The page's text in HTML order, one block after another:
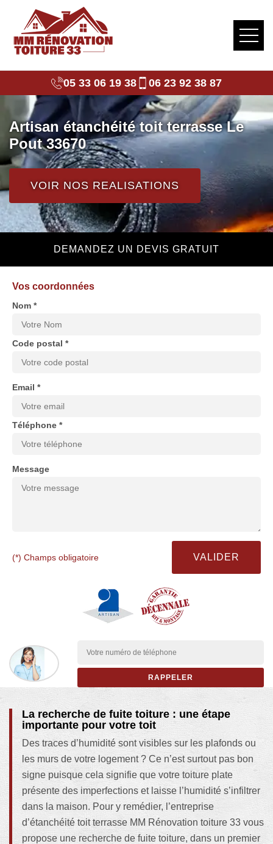
05 33 06 19 38 06 23 92 38 87
Artisan étanchéité toit terrasse Le
Pout 33670
VOIR NOS REALISATIONS
DEMANDEZ UN DEVIS GRATUIT
Vos coordonnées
Nom *
Code postal *
Email *
Téléphone *
Message
(*) Champs obligatoire
La recherche de fuite toiture : une étape
importante pour votre toit
Des traces d’humidité sont visibles sur les plafonds ou
les murs de votre logement ? Ce n’est surtout pas bon
signe puisque cela signifie que votre toiture plate
présente des imperfections et laisse l’humidité s’infiltrer
dans la maison. Pour y remédier, l’entreprise
d’étanchéité toit terrasse MM Rénovation toiture 33 vous
propose une recherche de fuite toiture, dans un premier